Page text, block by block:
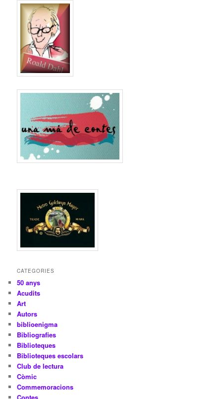
CATEGORIES
50 anys
Acudits
Art
Autors
biblioenigma
Bibliografies
Biblioteques
Biblioteques escolars
Club de lectura
Còmic
Commemoracions
Contes